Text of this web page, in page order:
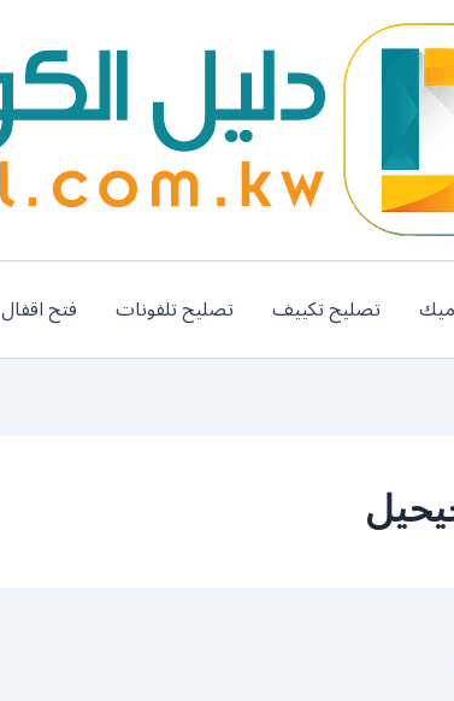
تصليح تكييف تصليح تلفونات فتح اقفال